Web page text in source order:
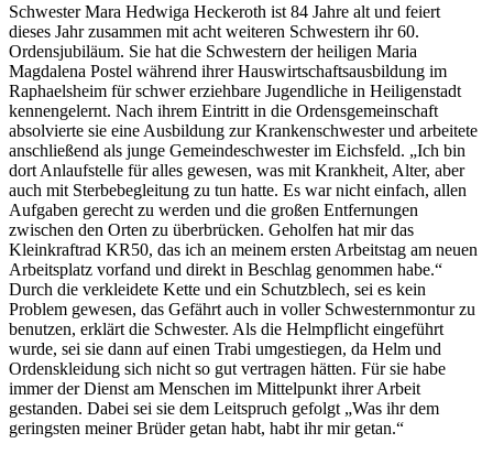
Schwester Mara Hedwiga Heckeroth ist 84 Jahre alt und feiert
dieses Jahr zusammen mit acht weiteren Schwestern ihr 60.
Ordensjubiläum. Sie hat die Schwestern der heiligen Maria
Magdalena Postel während ihrer Hauswirtschaftsausbildung im
Raphaelsheim für schwer erziehbare Jugendliche in Heiligenstadt
kennengelernt. Nach ihrem Eintritt in die Ordensgemeinschaft
absolvierte sie eine Ausbildung zur Krankenschwester und arbeitete
anschließend als junge Gemeindeschwester im Eichsfeld. „Ich bin
dort Anlaufstelle für alles gewesen, was mit Krankheit, Alter, aber
auch mit Sterbebegleitung zu tun hatte. Es war nicht einfach, allen
Aufgaben gerecht zu werden und die großen Entfernungen
zwischen den Orten zu überbrücken. Geholfen hat mir das
Kleinkraftrad KR50, das ich an meinem ersten Arbeitstag am neuen
Arbeitsplatz vorfand und direkt in Beschlag genommen habe.“
Durch die verkleidete Kette und ein Schutzblech, sei es kein
Problem gewesen, das Gefährt auch in voller Schwesternmontur zu
benutzen, erklärt die Schwester. Als die Helmpflicht eingeführt
wurde, sei sie dann auf einen Trabi umgestiegen, da Helm und
Ordenskleidung sich nicht so gut vertragen hätten. Für sie habe
immer der Dienst am Menschen im Mittelpunkt ihrer Arbeit
gestanden. Dabei sei sie dem Leitspruch gefolgt „Was ihr dem
geringsten meiner Brüder getan habt, habt ihr mir getan.“